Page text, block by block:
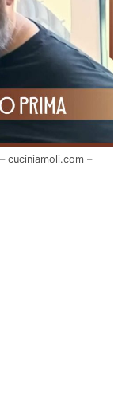
cuciniamoli.com –